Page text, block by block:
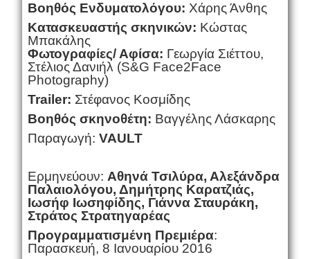
Βοηθός Ενδυματολόγου: Χάρης Άνθης
Κατασκευαστής σκηνικών: Κώστας
Μπακάλης
Φωτογραφίες/ Αφίσα: Γεωργία Σιέττου,
Στέλιος Δανιήλ (S&G Face2Face
Photography)
Trailer: Στέφανος Κοσμίδης
Βοηθός σκηνοθέτη: Βαγγέλης Λάσκαρης
Παραγωγή: VAULT
Ερμηνεύουν: Αθηνά Τσιλύρα, Αλεξάνδρα
Παλαιολόγου, Δημήτρης Καρατζιάς,
Ιωσήφ Ιωσηφίδης, Γιάννα Σταυράκη,
Στράτος Στρατηγαρέας
Προγραμματισμένη Πρεμιέρα:
Παρασκευή, 8 Ιανουαρίου 2016